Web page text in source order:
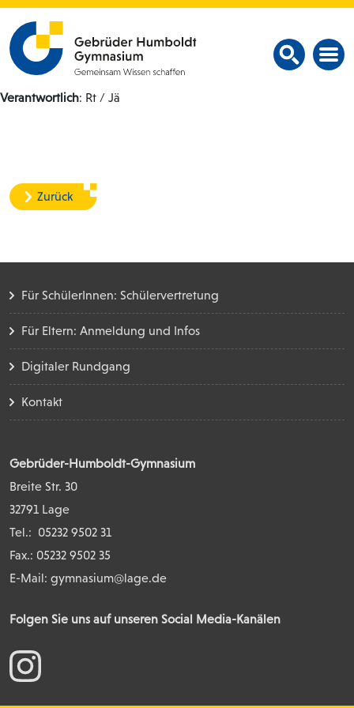
Verantwortlich: Rt / Jä
Zurück
Für SchülerInnen: Schülervertretung
Für Eltern: Anmeldung und Infos
Digitaler Rundgang
Kontakt
Gebrüder-Humboldt-Gymnasium
Breite Str. 30
32791 Lage
Tel.: 05232 9502 31
Fax.: 05232 9502 35
E-Mail: gymnasium@lage.de
Folgen Sie uns auf unseren Social Media-Kanälen